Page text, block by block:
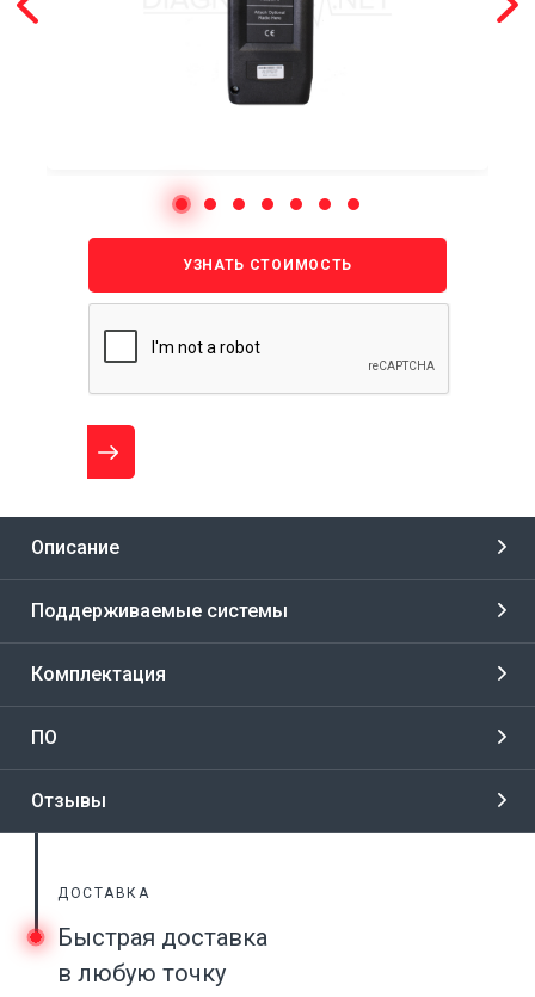
УЗНАТЬ СТОИМОСТЬ
Описание
Поддерживаемые системы
Комплектация
ПО
Отзывы
ДОСТАВКА
Быстрая доставка
в любую точку